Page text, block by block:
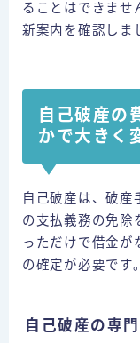
ることはできませ
新案内を確認しま
自己破産の
かで大きく
自己破産は、破産
の支払義務の免除
っただけで借金が
の確定が必要です。
自己破産の専